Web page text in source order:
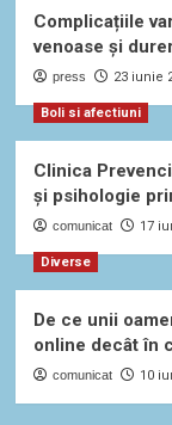
Complicațiile
venoase și
press 23 iunie
Boli si afectiuni
Clinica
și psihologie
comunicat 17
Diverse
De ce unii
online decât în
comunicat 10